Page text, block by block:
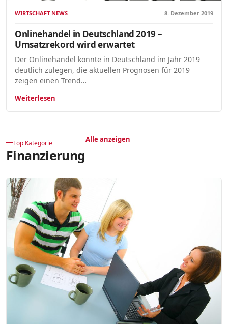
WIRTSCHAFT NEWS 8. Dezember 2019
Onlinehandel in Deutschland 2019 –
Umsatzrekord wird erwartet
Der Onlinehandel konnte in Deutschland im Jahr 2019
deutlich zulegen, die aktuellen Prognosen für 2019
zeigen einen Trend…
Weiterlesen
Top Kategorie
Finanzierung
Alle anzeigen